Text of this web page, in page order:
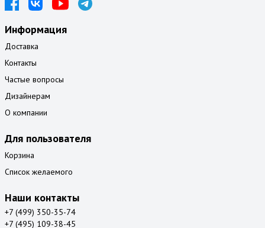
Информация
Доставка
Контакты
Частые вопросы
Дизайнерам
О компании
Для пользователя
Корзина
Список желаемого
Наши контакты
+7 (499) 350-35-74
+7 (495) 109-38-45